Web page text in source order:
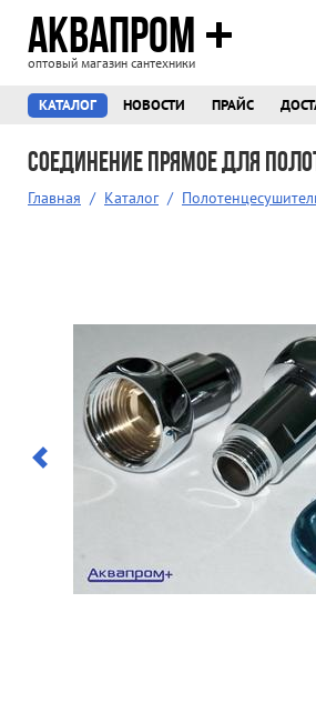
АКВАПРОМ
оптовый магазин сантехники
КАТАЛОГ НОВОСТИ ПРАЙС
Соединение прямое для
Главная / Каталог /